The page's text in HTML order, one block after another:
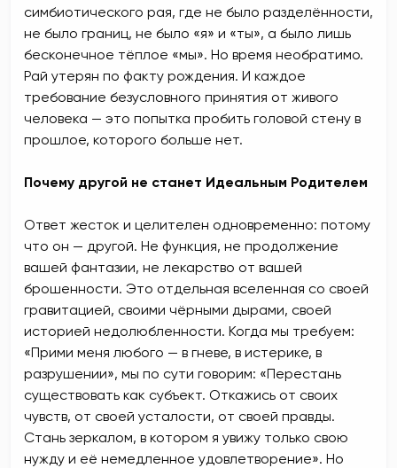
симбиотического рая, где не было разделённости,
не было границ, не было «я» и «ты», а было лишь
бесконечное тёплое «мы». Но время необратимо.
Рай утерян по факту рождения. И каждое
требование безусловного принятия от живого
человека — это попытка пробить головой стену в
прошлое, которого больше нет.
Почему другой не станет Идеальным Родителем
Ответ жесток и целителен одновременно: потому
что он — другой. Не функция, не продолжение
вашей фантазии, не лекарство от вашей
брошенности. Это отдельная вселенная со своей
гравитацией, своими чёрными дырами, своей
историей недолюбленности. Когда мы требуем:
«Прими меня любого — в гневе, в истерике, в
разрушении», мы по сути говорим: «Перестань
существовать как субъект. Откажись от своих
чувств, от своей усталости, от своей правды.
Стань зеркалом, в котором я увижу только свою
нужду и её немедленное удовлетворение». Но